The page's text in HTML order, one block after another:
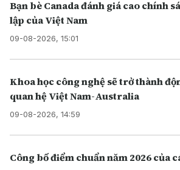
Bạn bè Canada đánh giá cao chính
lập của Việt Nam
09-08-2026, 15:01
Khoa học công nghệ sẽ trở thành
quan hệ Việt Nam-Australia
09-08-2026, 14:59
Công bố điểm chuẩn năm 2026 của